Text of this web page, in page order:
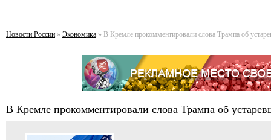
Новости России » Экономика » В Кремле прокомментировали слова Трампа об
В Кремле прокомментировали слова Трампа об